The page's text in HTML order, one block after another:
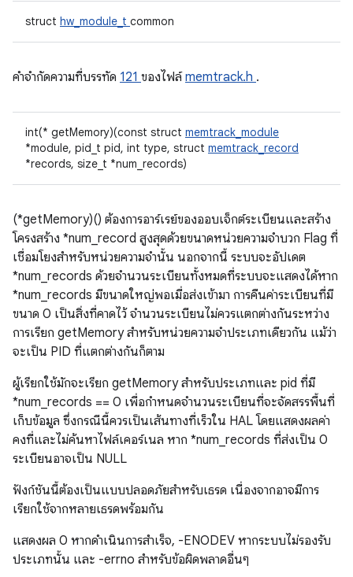
struct hw_module_t common
คําจํากัดความที่บรรทัด 121 ของไฟล์memtrack.h .
int(* getMemory)(const struct memtrack_module
*module, pid_t pid, int type, struct memtrack_record
*records, size_t *num_records)
(*getMemory)() ต้องการอาร์เรย์ของออบเจ็กต์ระเบียนและสร้าง
โครงสร้าง *num_record สูงสุดด้วยขนาดหน่วยความจําบวก Flag ที่
เชื่อมโยงสําหรับหน่วยความจํานั้น นอกจากนี้ ระบบจะอัปเดต
*num_records ด้วยจํานวนระเบียนทั้งหมดที่ระบบจะแสดงได้หาก
*num_records มีขนาดใหญ่พอเมื่อส่งเข้ามา การคืนค่าระเบียนที่มี
ขนาด 0 เป็นสิ่งที่คาดไว้ จำนวนระเบียนไม่ควรแตกต่างกันระหว่าง
การเรียก getMemory สำหรับหน่วยความจำประเภทเดียวกัน แม้ว่า
จะเป็น PID ที่แตกต่างกันก็ตาม
ผู้เรียกใช้มักจะเรียก getMemory สำหรับประเภทและ pid ที่มี
*num_records == 0 เพื่อกำหนดจำนวนระเบียนที่จะจัดสรรพื้นที่
เก็บข้อมูล ซึ่งกรณีนี้ควรเป็นเส้นทางที่เร็วใน HAL โดยแสดงผลค่า
คงที่และไม่ค้นหาไฟล์เคอร์เนล หาก *num_records ที่ส่งเป็น 0
ระเบียนอาจเป็น NULL
ฟังก์ชันนี้ต้องเป็นแบบปลอดภัยสำหรับเธรด เนื่องจากอาจมีการ
เรียกใช้จากหลายเธรดพร้อมกัน
แสดงผล 0 หากดำเนินการสำเร็จ, -ENODEV หากระบบไม่รองรับ
ประเภทนั้น และ -errno สำหรับข้อผิดพลาดอื่นๆ